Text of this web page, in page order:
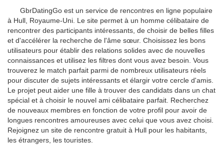
GbrDatingGo est un service de rencontres en ligne populaire
à Hull, Royaume-Uni. Le site permet à un homme célibataire de
rencontrer des participants intéressants, de choisir de belles filles
et d'accélérer la recherche de l'âme sœur. Choisissez les bons
utilisateurs pour établir des relations solides avec de nouvelles
connaissances et utilisez les filtres dont vous avez besoin. Vous
trouverez le match parfait parmi de nombreux utilisateurs réels
pour discuter de sujets intéressants et élargir votre cercle d'amis.
Le projet peut aider une fille à trouver des candidats dans un chat
spécial et à choisir le nouvel ami célibataire parfait. Recherchez
de nouveaux membres en fonction de votre profil pour avoir de
longues rencontres amoureuses avec celui que vous avez choisi.
Rejoignez un site de rencontre gratuit à Hull pour les habitants,
les étrangers, les touristes.